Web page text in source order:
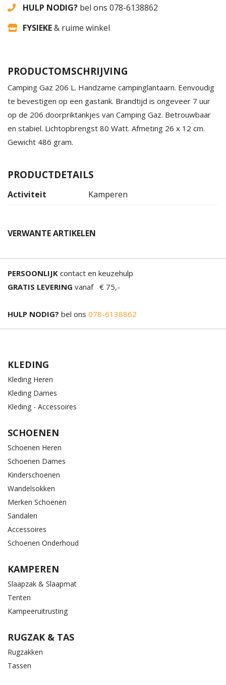
HULP NODIG? bel ons 078-6138862
FYSIEKE& ruime winkel
PRODUCTOMSCHRIJVING
Camping Gaz 206 L. Handzame campinglantaarn. Eenvoudig
te bevestigen op een gastank. Brandtijd is ongeveer 7 uur
op de 206 doorpriktankjes van Camping Gaz. Betrouwbaar
en stabiel. Lichtopbrengst 80 Watt. Afmeting 26 x 12 cm.
Gewicht 486 gram.
PRODUCTDETAILS
Activiteit Kamperen
VERWANTE ARTIKELEN
PERSOONLIJK contact en keuzehulp
GRATIS LEVERING vanaf € 75,-
HULP NODIG? bel ons 078-6138862
KLEDING
Kleding Heren
Kleding Dames
Kleding - Accessoires
SCHOENEN
Schoenen Heren
Schoenen Dames
Kinderschoenen
Wandelsokken
Merken Schoenen
Sandalen
Accessoires
Schoenen Onderhoud
KAMPEREN
Slaapzak & Slaapmat
Tenten
Kampeeruitrusting
RUGZAK & TAS
Rugzakken
Tassen